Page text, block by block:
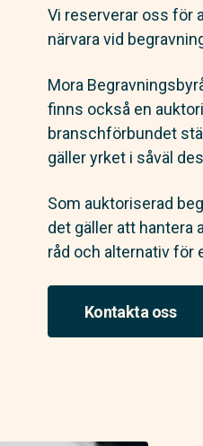
Vi reserverar oss för
närvara vid
Mora
finns också en
branschförbundet
gäller yrket i såväl
Som auktoriserad
det gäller att hantera
råd och alternativ för
Kontakta oss